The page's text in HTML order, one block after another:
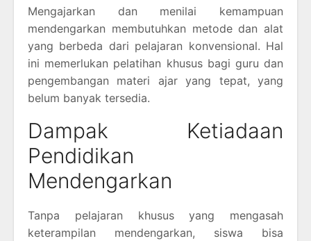
Mengajarkan dan menilai kemampuan
mendengarkan membutuhkan metode dan alat
yang berbeda dari pelajaran konvensional. Hal
ini memerlukan pelatihan khusus bagi guru dan
pengembangan materi ajar yang tepat, yang
belum banyak tersedia.
Dampak Ketiadaan
Pendidikan
Mendengarkan
Tanpa pelajaran khusus yang mengasah
keterampilan mendengarkan, siswa bisa